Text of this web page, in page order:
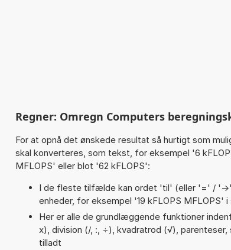
Regner: Omregn Computers
For at opnå det ønskede resultat så hurtigt som
skal konverteres, som tekst, for eksempel '6
MFLOPS' eller blot '62 kFLOPS':
I de fleste tilfælde kan ordet 'til' (eller '=' / '-
enheder, for eksempel '19 kFLOPS
Her er alle de grundlæggende funktioner
x), division (/, :, ÷), kvadratrod (√),
tilladt